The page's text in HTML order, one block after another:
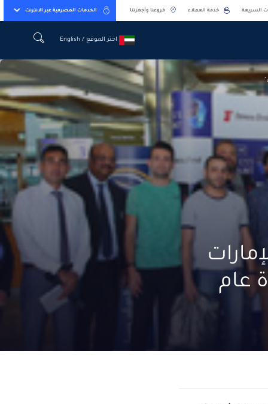
السريعة خدمة العملاء فروعنا وأجهزتنا الخدمات المصرفية عبر الانترنت
اختر الموقع / English
اختر الموقع / English
عام